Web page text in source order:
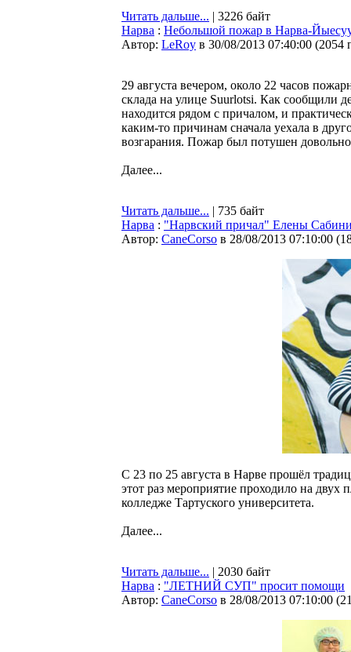
Читать дальше... | 3226 байт
Нарва : Небольшой пожар в Нарва-
Автор: LeRoy в 30/08/2013 07:40:00 (2054
29 августа вечером, около 22 часов
склада на улице Suurlotsi. Как сообщили
находится рядом с причалом, и
каким-то причинам сначала уехала в
возгарания. Пожар был потушен
Далее...
Читать дальше... | 735 байт
Нарва : "Нарвский причал" Елены
Автор: CaneCorso в 28/08/2013 07:10:00 (
С 23 по 25 августа в Нарве прошёл
этот раз мероприятие проходило на
колледже Тартуского университета.
Далее...
Читать дальше... | 2030 байт
Нарва : "ЛЕТНИЙ СУП" просит помощи
Автор: CaneCorso в 28/08/2013 07:10:00 (